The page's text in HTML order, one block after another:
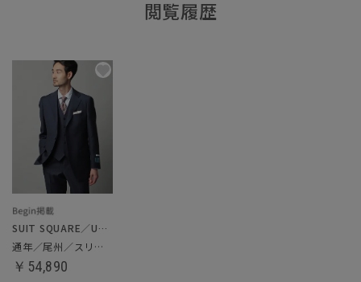
閲覧履歴
SUIT SQUARE／UNIVERSAL LANGUAGE
通年／尾州／スリーピーススーツ
￥54,890